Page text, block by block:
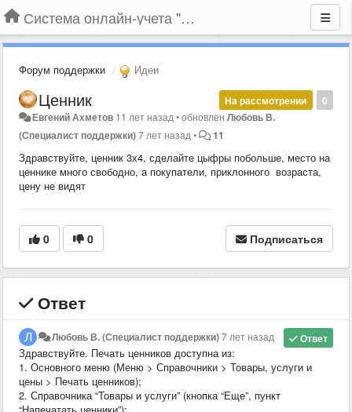
Система онлайн-учета "Большая Птица"
Форум поддержки Идеи
0
На рассмотрении
Ценник
Евгений Ахметов 11 лет назад •обновленЛюбовь В.
(Специалист поддержки)7 лет назад • 11
Здравствуйте, ценник 3х4, сделайте цыфры побольше, место на
ценнике много свободно, а покупатели, приклонного возраста,
цену не видят
0 0 Подписаться
Ответ
Ответ
Любовь В. (Специалист поддержки)7 лет назад
Здравствуйте. Печать ценников доступна из:
1. Основного меню (Меню > Справочники > Товары, услуги и
цены > Печать ценников);
2. Справочника “Товары и услуги” (кнопка “Еще”, пункт
“Напечатать ценники”);